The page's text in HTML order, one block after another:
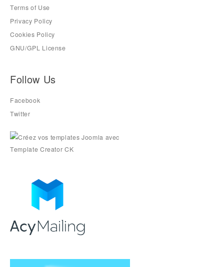
Terms of Use
Privacy Policy
Cookies Policy
GNU/GPL License
Follow Us
Facebook
Twitter